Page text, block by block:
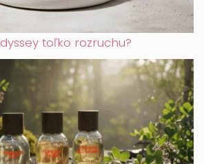
toľko rozruchu?